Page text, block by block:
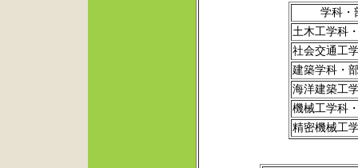
学科・
土木工学科
社会交通工
建築学科・
海洋建築工
機械工学科
精密機械工